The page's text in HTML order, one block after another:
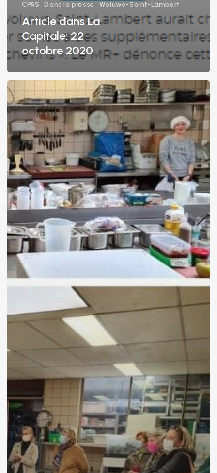
CPAS Dans la presse Woluwe-Saint-Lambert
Article dans La
Capitale: 22
octobre 2020
Rencontre
avec
deux
artisans
de
notre
commune